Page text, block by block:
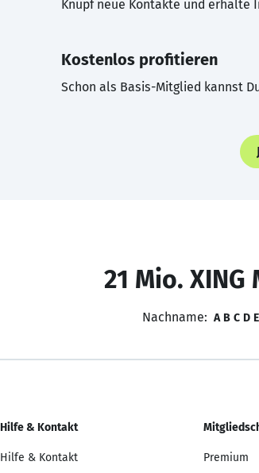
Knüpf neue Kontakte und erhalte
Kostenlos profitieren
Schon als Basis-Mitglied kannst
21 Mio.
Nachname: A B C D E
Hilfe & Kontakt
Hilfe & Kontakt Premium